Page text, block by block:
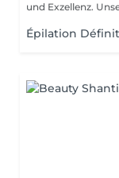
und
Épilation